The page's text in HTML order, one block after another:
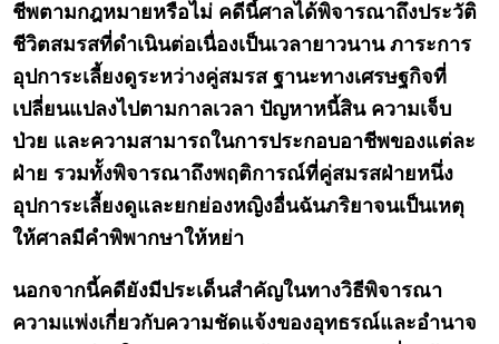
ชีพตามกฎหมายหรือไม่ คดีนี้ศาลได้พิจารณาถึงประวัติ
ชีวิตสมรสที่ดำเนินต่อเนื่องเป็นเวลายาวนาน ภาระการ
อุปการะเลี้ยงดูระหว่างคู่สมรส ฐานะทางเศรษฐกิจที่
เปลี่ยนแปลงไปตามกาลเวลา ปัญหาหนี้สิน ความเจ็บ
ป่วย และความสามารถในการประกอบอาชีพของแต่ละ
ฝ่าย รวมทั้งพิจารณาถึงพฤติการณ์ที่คู่สมรสฝ่ายหนึ่ง
อุปการะเลี้ยงดูและยกย่องหญิงอื่นฉันภริยาจนเป็นเหตุ
ให้ศาลมีคำพิพากษาให้หย่า
นอกจากนี้คดียังมีประเด็นสำคัญในทางวิธีพิจารณา
ความแพ่งเกี่ยวกับความชัดแจ้งของอุทธรณ์และอำนาจ